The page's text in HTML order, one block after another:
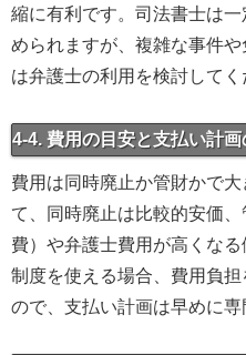
縮に有利です。司法書士は
められますが、複雑な事件
は弁護士の利用を検討してく
4-4. 費用の目安と支払い計画
費用は同時廃止か管財かで
て、同時廃止は比較的安価
費）や弁護士費用が高くな
制度を使える場合、費用負
ので、支払い計画は早めに専